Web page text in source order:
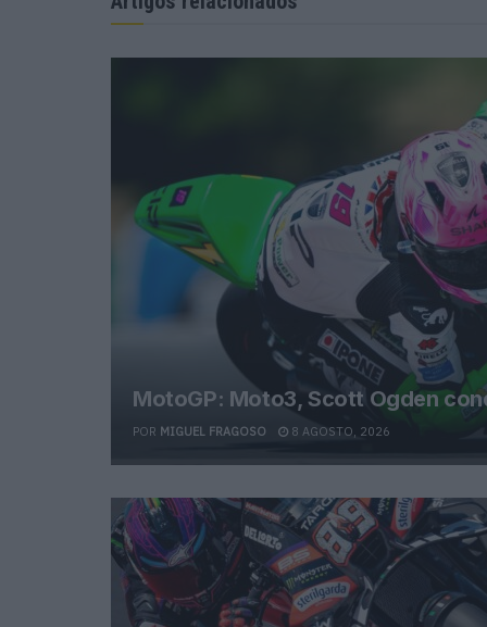
MotoGP: Moto3, Scott Ogden
POR MIGUEL FRAGOSO 8 AGOSTO, 2026